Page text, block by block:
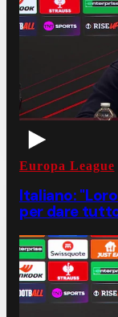
Europa League
Italiano:
per dare